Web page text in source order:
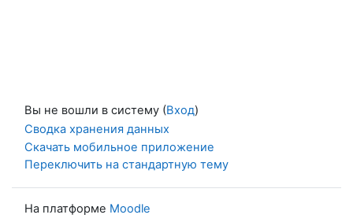
Вы не вошли в систему (Вход)
Сводка хранения данных
Скачать мобильное приложение
Переключить на стандартную тему
На платформе Moodle